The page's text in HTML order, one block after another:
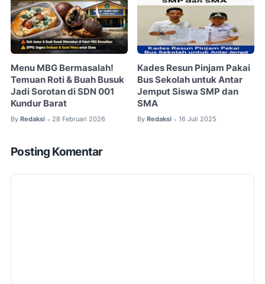
Menu MBG Bermasalah!
Temuan Roti & Buah Busuk
Jadi Sorotan di SDN 001
Kundur Barat
By Redaksi • 28 Februari 2026
Kades Resun Pinjam Pakai
Bus Sekolah untuk Antar
Jemput Siswa SMP dan
SMA
By Redaksi • 16 Juli 2025
Posting Komentar